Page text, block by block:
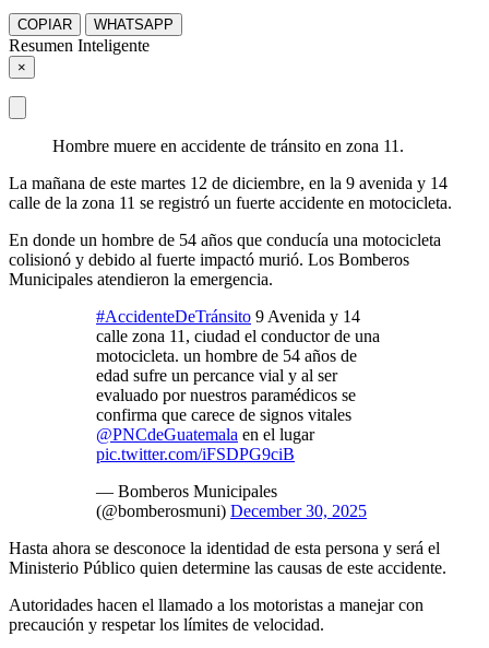
COPIAR WHATSAPP
Resumen Inteligente
×
Hombre muere en accidente de tránsito en zona 11.
La mañana de este martes 12 de diciembre, en la 9 avenida y 14
calle de la zona 11 se registró un fuerte accidente en motocicleta.
En donde un hombre de 54 años que conducía una motocicleta
colisionó y debido al fuerte impactó murió. Los Bomberos
Municipales atendieron la emergencia.
#AccidenteDeTránsito 9 Avenida y 14
calle zona 11, ciudad el conductor de una
motocicleta. un hombre de 54 años de
edad sufre un percance vial y al ser
evaluado por nuestros paramédicos se
confirma que carece de signos vitales
@PNCdeGuatemala en el lugar
pic.twitter.com/iFSDPG9ciB
— Bomberos Municipales
(@bomberosmuni) December 30, 2025
Hasta ahora se desconoce la identidad de esta persona y será el
Ministerio Público quien determine las causas de este accidente.
Autoridades hacen el llamado a los motoristas a manejar con
precaución y respetar los límites de velocidad.